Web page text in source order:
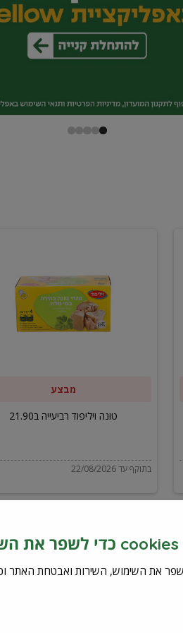
ויליפוד
רביעייה
מבצע
טונה ויליפוד רביעייה ב21.90
בתוקף עד 22/08/2026